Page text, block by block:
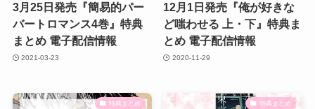
3月25日発売『簡易的パー
バートロマンス4巻』特典
まとめ 電子配信情報
2021-03-23
12月1日発売『俺が好きな
ど嗤わせる 上・下』特典ま
とめ 電子配信情報
2020-11-29
特典まとめ 特典まとめ